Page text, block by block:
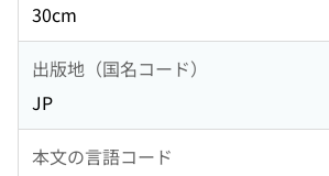
30cm
出版地（国名コード）
JP
本文の言語コード